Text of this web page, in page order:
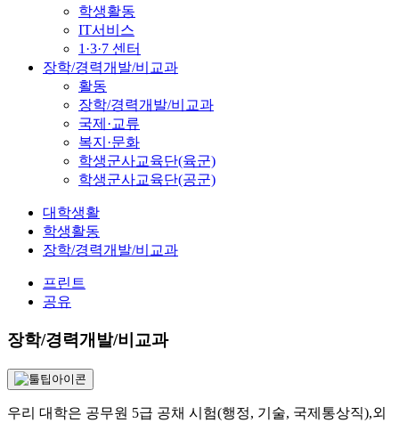
학생활동
IT서비스
1·3·7 센터
장학/경력개발/비교과
활동
장학/경력개발/비교과
국제·교류
복지·문화
학생군사교육단(육군)
학생군사교육단(공군)
대학생활
학생활동
장학/경력개발/비교과
프린트
공유
장학/경력개발/비교과
우리 대학은 공무원 5급 공채 시험(행정, 기술, 국제통상직),외